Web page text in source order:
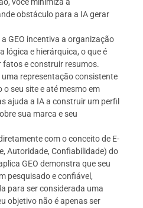
você minimiza a
obstáculo para a IA gerar
GEO incentiva a organização
lógica e hierárquica, o que é
fatos e construir resumos.
representação consistente
seu site e até mesmo em
ajuda a IA a construir um perfil
sua marca e seu
com o conceito de E-
Autoridade, Confiabilidade) do
GEO demonstra que seu
pesquisado e confiável,
para ser considerada uma
objetivo não é apenas ser